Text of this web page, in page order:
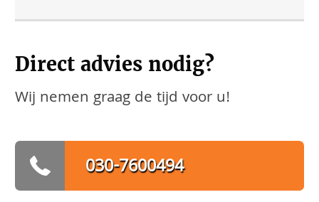
Direct advies nodig?
Wij nemen graag de tijd voor u!
030-7600494